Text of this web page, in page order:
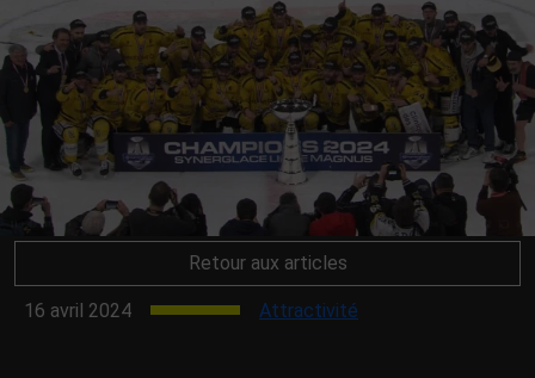
Retour aux articles
16 avril 2024 Attractivité